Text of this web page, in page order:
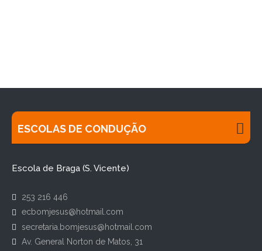
ESCOLAS DE CONDUÇÃO
Escola de Braga (S. Vicente)
253 216 446
ecbomjesus@hotmail.com
secretaria.bomjesus@hotmail.com
Av. General Norton de Matos, 31